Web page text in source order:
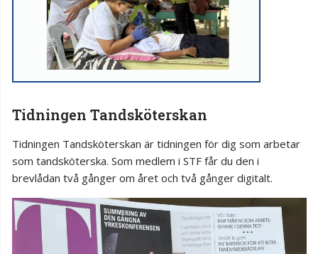
Tidningen Tandsköterskan
Tidningen Tandsköterskan är tidningen för dig som arbetar
som tandsköterska. Som medlem i STF får du den i
brevlådan två gånger om året och två gånger digitalt.